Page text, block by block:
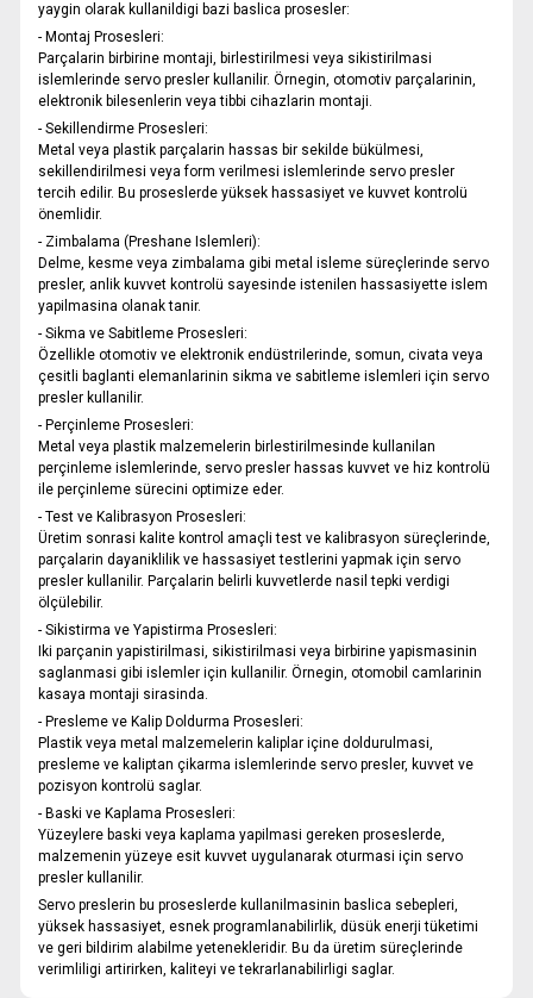
yaygin olarak kullanildigi bazi baslica prosesler:
- Montaj Prosesleri:
Parçalarin birbirine montaji, birlestirilmesi veya sikistirilmasi
islemlerinde servo presler kullanilir. Örnegin, otomotiv parçalarinin,
elektronik bilesenlerin veya tibbi cihazlarin montaji.
- Sekillendirme Prosesleri:
Metal veya plastik parçalarin hassas bir sekilde bükülmesi,
sekillendirilmesi veya form verilmesi islemlerinde servo presler
tercih edilir. Bu proseslerde yüksek hassasiyet ve kuvvet kontrolü
önemlidir.
- Zimbalama (Preshane Islemleri):
Delme, kesme veya zimbalama gibi metal isleme süreçlerinde servo
presler, anlik kuvvet kontrolü sayesinde istenilen hassasiyette islem
yapilmasina olanak tanir.
- Sikma ve Sabitleme Prosesleri:
Özellikle otomotiv ve elektronik endüstrilerinde, somun, civata veya
çesitli baglanti elemanlarinin sikma ve sabitleme islemleri için servo
presler kullanilir.
- Perçinleme Prosesleri:
Metal veya plastik malzemelerin birlestirilmesinde kullanilan
perçinleme islemlerinde, servo presler hassas kuvvet ve hiz kontrolü
ile perçinleme sürecini optimize eder.
- Test ve Kalibrasyon Prosesleri:
Üretim sonrasi kalite kontrol amaçli test ve kalibrasyon süreçlerinde,
parçalarin dayaniklilik ve hassasiyet testlerini yapmak için servo
presler kullanilir. Parçalarin belirli kuvvetlerde nasil tepki verdigi
ölçülebilir.
- Sikistirma ve Yapistirma Prosesleri:
Iki parçanin yapistirilmasi, sikistirilmasi veya birbirine yapismasinin
saglanmasi gibi islemler için kullanilir. Örnegin, otomobil camlarinin
kasaya montaji sirasinda.
- Presleme ve Kalip Doldurma Prosesleri:
Plastik veya metal malzemelerin kaliplar içine doldurulmasi,
presleme ve kaliptan çikarma islemlerinde servo presler, kuvvet ve
pozisyon kontrolü saglar.
- Baski ve Kaplama Prosesleri:
Yüzeylere baski veya kaplama yapilmasi gereken proseslerde,
malzemenin yüzeye esit kuvvet uygulanarak oturmasi için servo
presler kullanilir.
Servo preslerin bu proseslerde kullanilmasinin baslica sebepleri,
yüksek hassasiyet, esnek programlanabilirlik, düsük enerji tüketimi
ve geri bildirim alabilme yetenekleridir. Bu da üretim süreçlerinde
verimliligi artirirken, kaliteyi ve tekrarlanabilirligi saglar.